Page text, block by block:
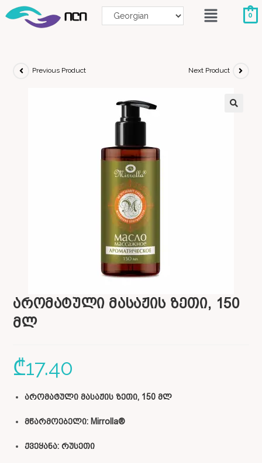
0
Previous Product Next Product
არომატული მასაჟის ზეთი, 150
მლ
₾17.40
არომატული მასაჟის ზეთი, 150 მლ
მწარმოებელი: Mirrolla®
ქვეყანა: რუსეთი